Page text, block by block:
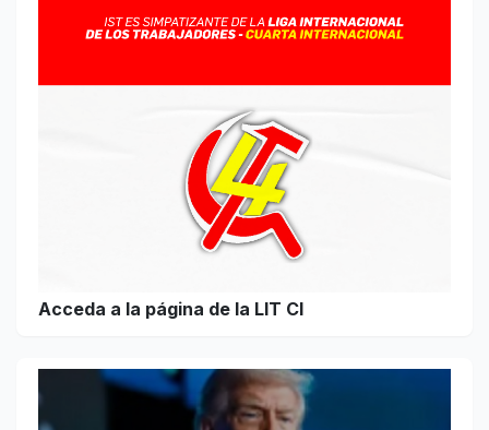
Acceda a la página de la LIT CI